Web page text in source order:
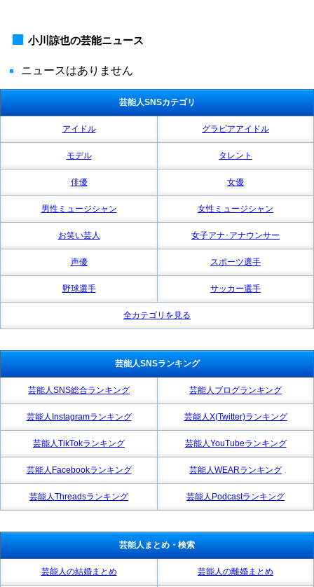
小川諒也の芸能ニュース
ニュースはありません
芸能人SNSカテゴリ
アイドル グラビアアイドル
モデル タレント
俳優 女優
男性ミュージシャン 女性ミュージシャン
お笑い芸人 女子アナ･アナウンサー
声優 スポーツ選手
野球選手 サッカー選手
全カテゴリを見る
芸能人SNSランキング
芸能人SNS総合ランキング 芸能人ブログランキング
芸能人Instagramランキング 芸能人X(Twitter)ランキング
芸能人TikTokランキング 芸能人YouTubeランキング
芸能人Facebookランキング 芸能人WEARランキング
芸能人Threadsランキング 芸能人Podcastランキング
芸能人まとめ・検索
芸能人の結婚まとめ 芸能人の離婚まとめ